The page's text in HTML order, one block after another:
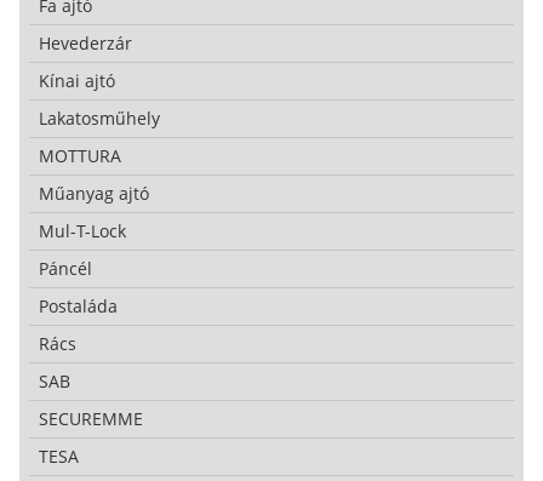
Fa ajtó
Hevederzár
Kínai ajtó
Lakatosműhely
MOTTURA
Műanyag ajtó
Mul-T-Lock
Páncél
Postaláda
Rács
SAB
SECUREMME
TESA